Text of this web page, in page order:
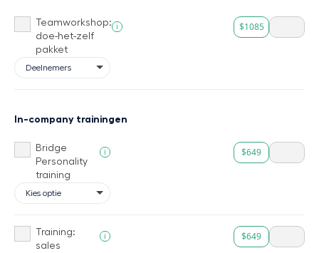
Teamworkshop:
doe-het-zelf
pakket
i $1085
In-company trainingen
Bridge
Personality
training
i $649
Training:
sales
i $649